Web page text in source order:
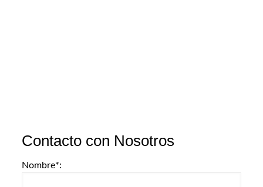
Contacto con Nosotros
Nombre*: